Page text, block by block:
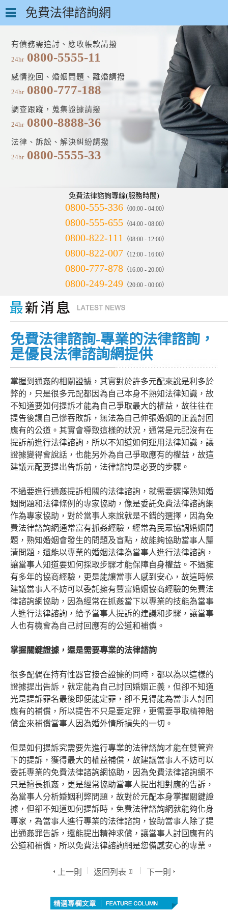
免費法律諮詢網
有債務需追討、應收帳款請撥
24hr 0800-5555-11
感情挽回、婚姻問題、離婚請撥
24hr 0800-777-188
調查跟蹤，蒐集證據請撥
24hr 0800-8888-36
法律、訴訟、解決糾紛請撥
24hr 0800-5555-33
免費法律諮詢專線(服務時間)
0800-555-336 （00:00 - 04:00）
0800-555-655 （04:00 - 08:00）
0800-822-111 （08:00 - 12:00）
0800-822-007 （12:00 - 16:00）
0800-777-878 （16:00 - 20:00）
0800-249-249 （20:00 - 00:00）
免費法律諮詢-專業的法律諮詢，
是優良法律諮詢網提供
掌握到通姦的相關證據，其實對於許多元配來說是利多於
弊的，只是很多元配都因為自己本身不熟知法律知識，故
不知道要如何提訴才能為自己爭取最大的權益，故往往在
提告後讓自己慘吞敗訴，無法為自己伸張婚姻的正義討回
應有的公道。其實會導致這樣的狀況，通常是元配沒有在
提訴前進行法律諮詢，所以不知道如何運用法律知識，讓
證據變得會說話，也能另外為自己爭取應有的權益，故這
建議元配要提出告訴前，法律諮詢是必要的步驟。
不過要進行通姦提訴相關的法律諮詢，就需要選擇熟知婚
姻問題和法律條例的專家協助，像是委託免費法律諮詢網
作為專家協助，對於當事人來說就是不錯的選擇，因為免
費法律諮詢網通常富有抓姦經驗，經常為民眾協調婚姻問
題，熟知婚姻會發生的問題及盲點，故能夠協助當事人釐
清問題，還能以專業的婚姻法律為當事人進行法律諮詢，
讓當事人知道要如何採取步驟才能保障自身權益。不過擁
有多年的協商經驗，更是能讓當事人感到安心，故這時候
建議當事人不妨可以委託擁有豐富婚姻協商經驗的免費法
律諮詢網協助，因為經常在抓姦當下以專業的技能為當事
人進行法律諮詢，給予當事人提訴的建議和步驟，讓當事
人也有機會為自己討回應有的公道和補償。
掌握關鍵證據，還是需要專業的法律諮詢
很多配偶在持有性器官接合證據的同時，都以為以這樣的
證據提出告訴，就定能為自己討回婚姻正義，但卻不知道
光是提訴罪名最後即便能定罪，卻不見得能為當事人討回
應有的補償，所以提告不只是要定罪，更需要爭取精神賠
償金來補償當事人因為婚外情所損失的一切。
但是如何提訴究需要先進行專業的法律諮詢才能在雙管齊
下的提訴，獲得最大的權益補償，故建議當事人不妨可以
委託專業的免費法律諮詢網協助，因為免費法律諮詢網不
只是擅長抓姦，更是經常協助當事人提出相對應的告訴，
為當事人分析婚姻利弊問題，故對於元配本身掌握關鍵證
據，但卻不知道如何提訴時，免費法律諮詢網就能夠化身
專家，為當事人進行專業的法律諮詢，協助當事人除了提
出通姦罪告訴，還能提出精神求償，讓當事人討回應有的
公道和補償，所以免費法律諮詢網是您備感安心的專業。
上一則 返回列表 下一則